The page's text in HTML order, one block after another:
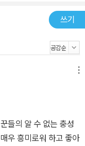
’라는 장르만이 아니라
라고 해도 좋을 것이다.
쓰기
들의 알 수 없는 충성
우 흥미로워 하고 좋아